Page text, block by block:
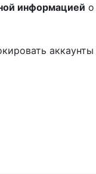
информацией